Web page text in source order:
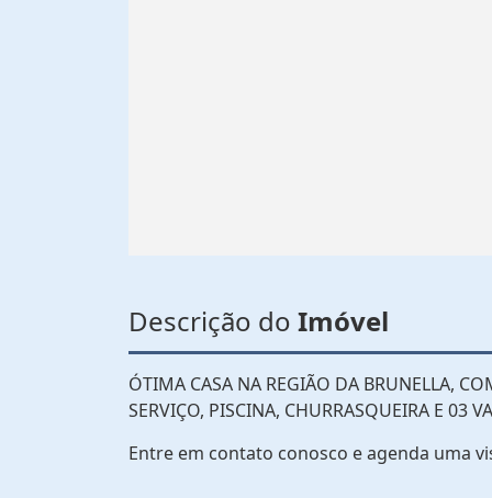
Descrição do Imóvel
ÓTIMA CASA NA REGIÃO DA BRUNELLA,
SERVIÇO, PISCINA, CHURRASQUEIRA E 03
Entre em contato conosco e agenda uma